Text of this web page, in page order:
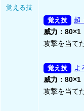
覚える技
超
威力：80×1
攻撃を当て
よ
威力：80×1
攻撃を当て